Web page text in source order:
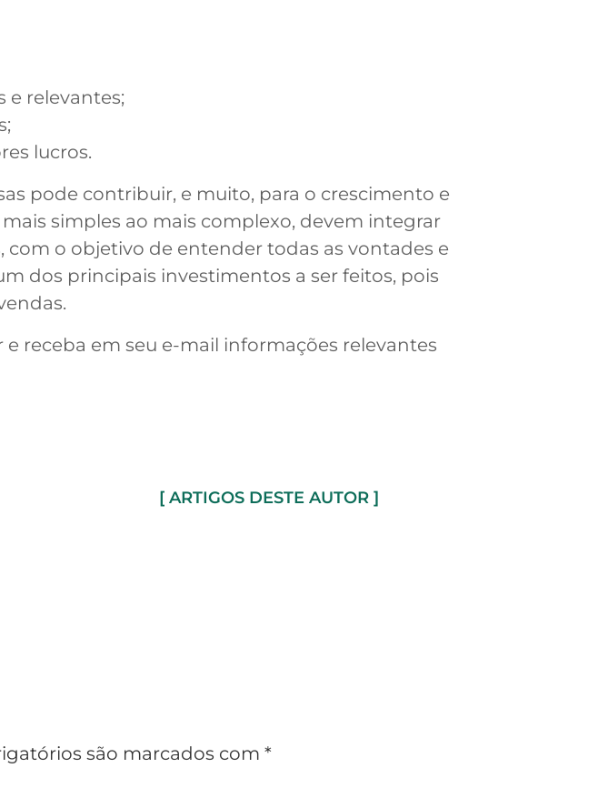
e relevantes;
lucros.
pode contribuir, e muito, para o crescimento e
simples ao mais complexo, devem integrar
o objetivo de entender todas as vontades e
dos principais investimentos a ser feitos, pois
receba em seu e-mail informações relevantes
[ ARTIGOS DESTE AUTOR ]
são marcados com *